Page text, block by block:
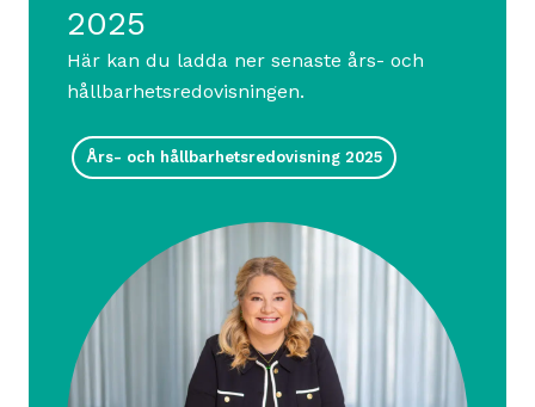
2025
Här kan du ladda ner senaste års- och
hållbarhetsredovisningen.
Års- och hållbarhetsredovisning 2025